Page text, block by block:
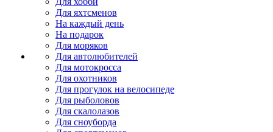
Для яхтсменов
На каждый день
На подарок
Для моряков
Для автолюбителей
Для мотокросса
Для охотников
Для прогулок на велосипеде
Для рыболовов
Для скалолазов
Для сноуборда